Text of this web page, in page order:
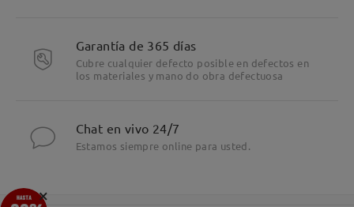
Garantía de 365 días
Cubre cualquier defecto posible en defectos en
los materiales y mano do obra defectuosa
Chat en vivo 24/7
Estamos siempre online para usted.
×